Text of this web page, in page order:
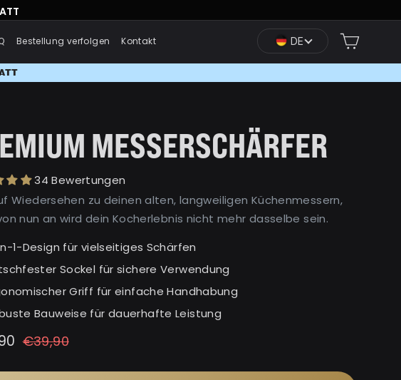
Bestellung verfolgen Kontakt DE
34 Bewertungen
MESSERSCHÄRFER
Wiedersehen zu deinen alten, langweiligen Küchenmessern,
nun an wird dein Kocherlebnis nicht mehr dasselbe sein.
1-Design für vielseitiges Schärfen
Sockel für sichere Verwendung
Griff für einfache Handhabung
Bauweise für dauerhafte Leistung
€39,90